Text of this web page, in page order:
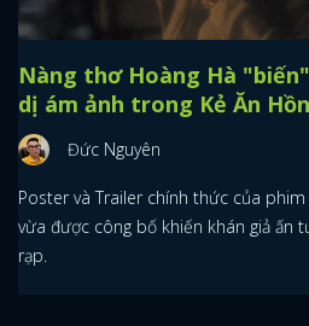
Nàng thơ Hoàng Hà
dị ám ảnh trong Kẻ Ăn Hồn
Đức Nguyên
Poster và Trailer chính thức của
vừa được công bố khiến khán giả ấn
rạp.